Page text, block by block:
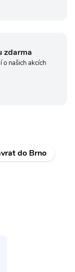
zdarma
našich akcích
do Brno